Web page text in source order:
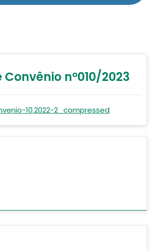
Convênio nº010/2023
10.2022-2_compressed